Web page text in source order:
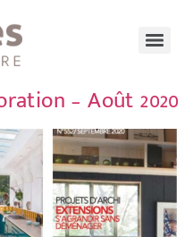
– Août 2020